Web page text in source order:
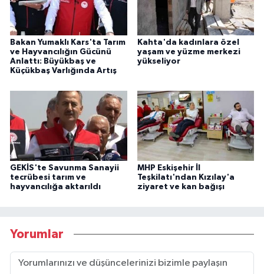
Bakan Yumaklı Kars'ta Tarım
ve Hayvancılığın Gücünü
Anlattı: Büyükbaş ve
Küçükbaş Varlığında Artış
Kahta'da kadınlara özel
yaşam ve yüzme merkezi
yükseliyor
GEKİS'te Savunma Sanayii
tecrübesi tarım ve
hayvancılığa aktarıldı
MHP Eskişehir İl
Teşkilatı'ndan Kızılay'a
ziyaret ve kan bağışı
Yorumlar